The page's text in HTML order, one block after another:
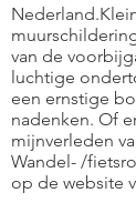
van de
luchtige
een ernstige
nadenken. Of
mijnverleden
Wandel- /
op de website